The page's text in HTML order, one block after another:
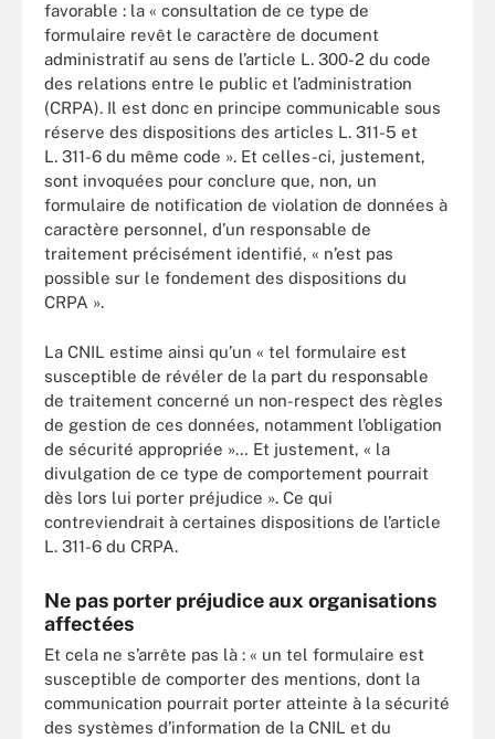
favorable : la « consultation de ce type de
formulaire revêt le caractère de document
administratif au sens de l’article L. 300-2 du code
des relations entre le public et l’administration
(CRPA). Il est donc en principe communicable sous
réserve des dispositions des articles L. 311-5 et
L. 311-6 du même code ». Et celles-ci, justement,
sont invoquées pour conclure que, non, un
formulaire de notification de violation de données à
caractère personnel, d’un responsable de
traitement précisément identifié, « n’est pas
possible sur le fondement des dispositions du
CRPA ».
La CNIL estime ainsi qu’un « tel formulaire est
susceptible de révéler de la part du responsable
de traitement concerné un non-respect des règles
de gestion de ces données, notamment l’obligation
de sécurité appropriée »… Et justement, « la
divulgation de ce type de comportement pourrait
dès lors lui porter préjudice ». Ce qui
contreviendrait à certaines dispositions de l’article
L. 311-6 du CRPA.
Ne pas porter préjudice aux organisations
affectées
Et cela ne s’arrête pas là : « un tel formulaire est
susceptible de comporter des mentions, dont la
communication pourrait porter atteinte à la sécurité
des systèmes d’information de la CNIL et du